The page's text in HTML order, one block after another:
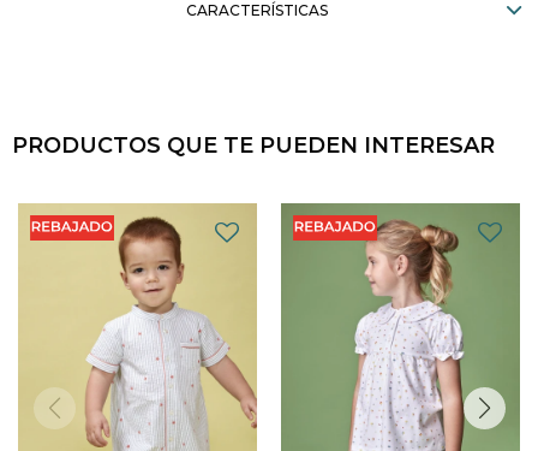
CARACTERÍSTICAS
PRODUCTOS QUE TE PUEDEN INTERESAR